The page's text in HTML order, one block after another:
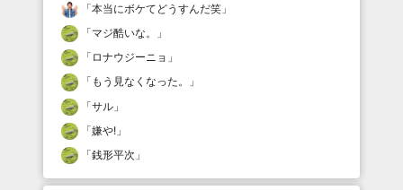
「本当にボケてどうすんだ笑 」
「マジ酷いな。
」
「 ロナウジーニョ 」
「 もう見なくなった。
」
「サル 」
「嫌や! 」
「銭形平次 」